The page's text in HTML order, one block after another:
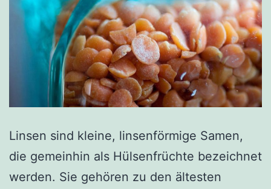
Linsen sind kleine, linsenförmige Samen,
die gemeinhin als Hülsenfrüchte bezeichnet
werden. Sie gehören zu den ältesten